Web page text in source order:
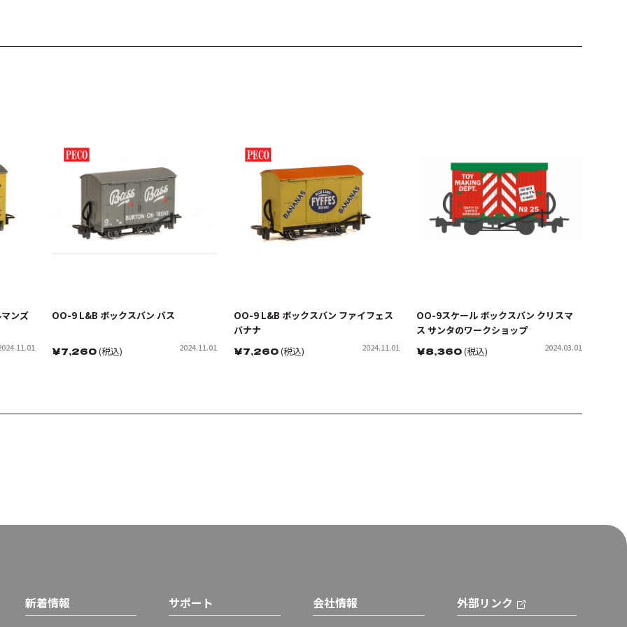
ンズ OO-9 L&B ボックスバン バス
￥7,260(税込) 2024.11.01
OO-9 L&B ボックスバン ファイフェス
バナナ
￥7,260(税込) 2024.11.01
OO-9スケール ボックスバン クリスマ
ス サンタのワークショップ
￥8,360(税込) 2024.03.01
新着情報 サポート 会社情報 外部リンク